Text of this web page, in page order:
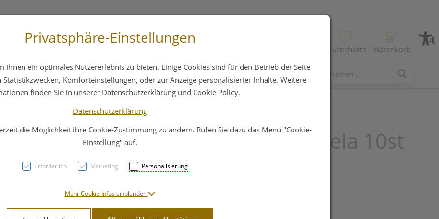
Wunschliste Warenkorb
Hautpflege Familie Nahrungsergänzung
Trinkbecher Medela 10st
PZN: 3067045
Privatsphäre-Einstellungen
Ihnen ein optimales Nutzererlebnis zu bieten. Einige Cookies sind für den Betrieb der Seite
Komforteinstellungen, oder zur Anzeige personalisierter Inhalte. Weitere
finden Sie in unserer Datenschutzerklärung und Cookie Policy.
Datenschutzerklärung
die Möglichkeit ihre Cookie-Zustimmung zu ändern. Rufen Sie dazu das Menü "Cookie-
Einstellung" auf.
Erforderlich Marketing Personalisierung
Mehr Cookie-Infos einblenden